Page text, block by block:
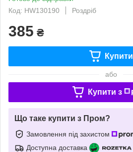
Код: HW130190
Роздріб
385 ₴
Купити
або
Купити з
Що таке купити з Пром?
Замовлення під захистом
Доступна доставка